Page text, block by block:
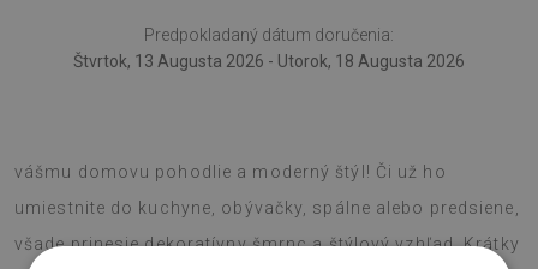
Predpokladaný dátum doručenia:
Štvrtok, 13 Augusta 2026 - Utorok, 18 Augusta 2026
vášmu domovu pohodlie a moderný štýl! Či už ho
umiestnite do kuchyne, obývačky, spálne alebo predsiene,
všade prinesie dekoratívny šmrnc a štýlový vzhľad. Krátky